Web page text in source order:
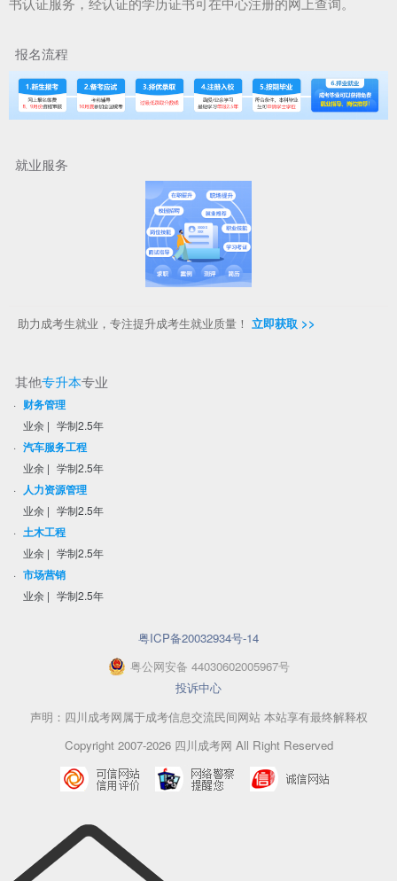
报名流程
就业服务
助力成考生就业，专注提升成考生就业质量！ 立即获取 >>
其他专升本专业
· 财务管理
业余 | 学制2.5年
· 汽车服务工程
业余 | 学制2.5年
· 人力资源管理
业余 | 学制2.5年
· 土木工程
业余 | 学制2.5年
· 市场营销
业余 | 学制2.5年
粤ICP备20032934号-14
粤公网安备 44030602005967号
投诉中心
声明：四川成考网属于成考信息交流民间网站 本站享有最终解释权
Copyright 2007-2026 四川成考网 All Right Reserved